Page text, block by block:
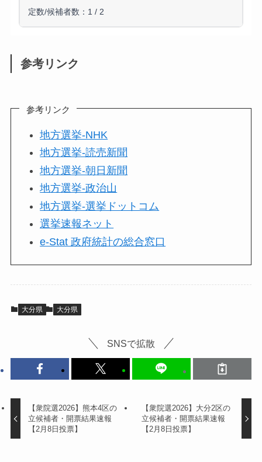
定数/候補者数：1 / 2
参考リンク
参考リンク
地方選挙-NHK
地方選挙-読売新聞
地方選挙-朝日新聞
地方選挙-政治山
地方選挙-選挙ドットコム
選挙速報ネット
e-Stat 政府統計の総合窓口
大分県 大分県
SNSで拡散
【衆院選2026】熊本4区の
立候補者・開票結果速報
【2月8日投票】
【衆院選2026】大分2区の
立候補者・開票結果速報
【2月8日投票】